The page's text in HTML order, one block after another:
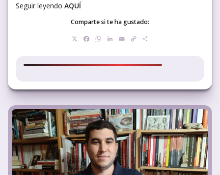
Seguir leyendo AQUÍ
Comparte si te ha gustado:
Facebook
WhatsApp
LinkedIn
EmailCopy